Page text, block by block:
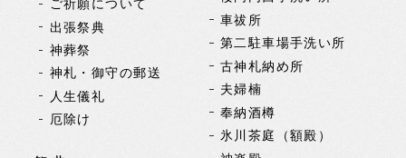
ご祈願について
出張祭典
神葬祭
神札・御守の郵送
人生儀礼
厄除け
車祓所
第二駐車場手洗い所
古神札納め所
夫婦楠
奉納酒樽
氷川茶庭（額殿）